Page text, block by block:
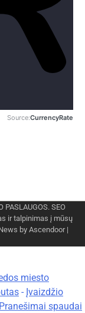
Source:CurrencyRate
SEO
ir talpinimas į mūsų
by Ascendoor|
miesto
- Įvaizdžio
spaudai